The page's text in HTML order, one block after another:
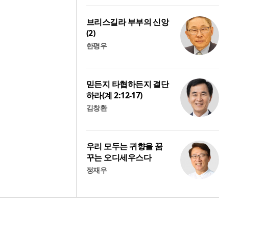
브리스길라 부부의 신앙
(2)
한평우
믿든지 타협하든지 결단
하라(계 2:12-17)
김창환
우리 모두는 귀향을 꿈
꾸는 오디세우스다
정재우